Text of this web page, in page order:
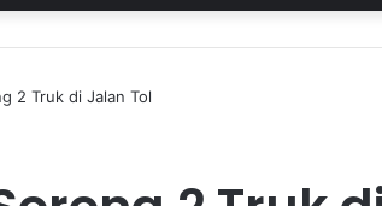
2 Truk di Jalan Tol